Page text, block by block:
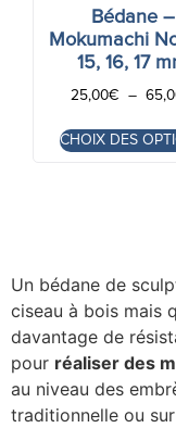
Bédane –
Mokumachi
15, 16, 17
25,00€ –
CHOIX DES
Un bédane de
ciseau à bois mais
davantage de
pour réaliser des
au niveau des
traditionnelle ou